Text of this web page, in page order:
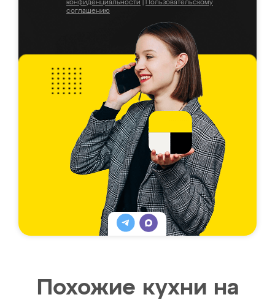
конфиденциальности
Пользовательскому
соглашению
Похожие кухни на